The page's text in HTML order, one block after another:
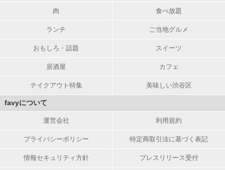
肉 食べ放題
ランチ ご当地グルメ
おもしろ・話題 スイーツ
居酒屋 カフェ
テイクアウト特集 美味しい渋谷区
favyについて
運営会社 利用規約
プライバシーポリシー 特定商取引法に基づく表記
情報セキュリティ方針 プレスリリース受付